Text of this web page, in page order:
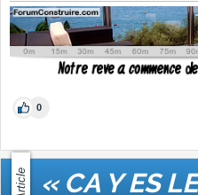
0
Article « CA Y ES